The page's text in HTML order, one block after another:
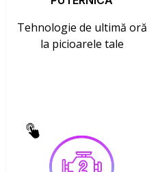
Tehnologie de ultimă oră
la picioarele tale